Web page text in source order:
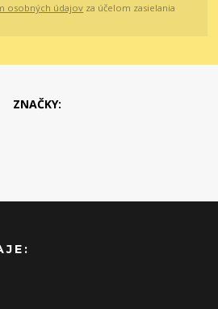
osobných údajov za účelom zasielania
ZNAČKY: